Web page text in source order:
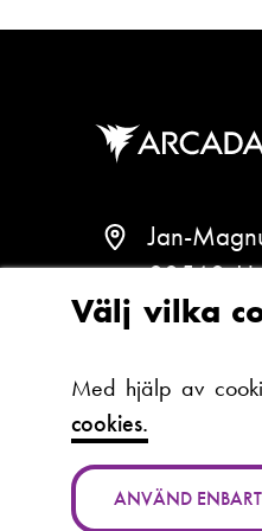
Välj vilka
Med hjälp av
cookies.
ANVÄND
Jan-
00560
Finland(
e
a
r
T
l
+358